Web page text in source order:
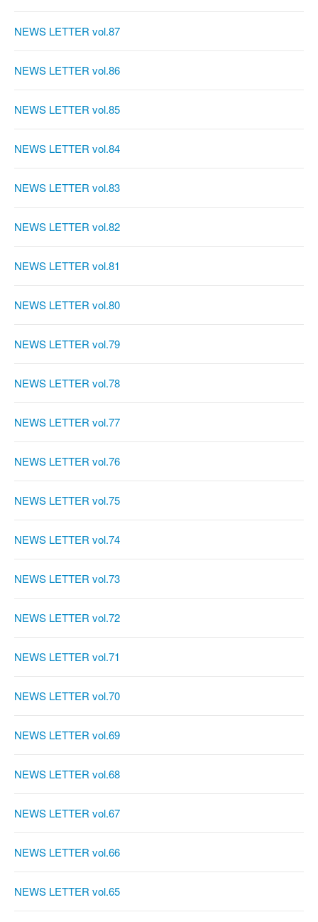
NEWS LETTER vol.87
NEWS LETTER vol.86
NEWS LETTER vol.85
NEWS LETTER vol.84
NEWS LETTER vol.83
NEWS LETTER vol.82
NEWS LETTER vol.81
NEWS LETTER vol.80
NEWS LETTER vol.79
NEWS LETTER vol.78
NEWS LETTER vol.77
NEWS LETTER vol.76
NEWS LETTER vol.75
NEWS LETTER vol.74
NEWS LETTER vol.73
NEWS LETTER vol.72
NEWS LETTER vol.71
NEWS LETTER vol.70
NEWS LETTER vol.69
NEWS LETTER vol.68
NEWS LETTER vol.67
NEWS LETTER vol.66
NEWS LETTER vol.65